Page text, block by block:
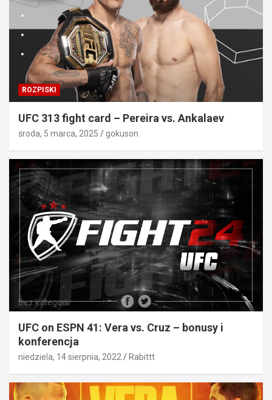
ROZPISKI
UFC 313 fight card – Pereira vs. Ankalaev
środa, 5 marca, 2025 gokuson
Bez kategorii
UFC on ESPN 41: Vera vs. Cruz – bonusy i
konferencja
niedziela, 14 sierpnia, 2022 Rabittt